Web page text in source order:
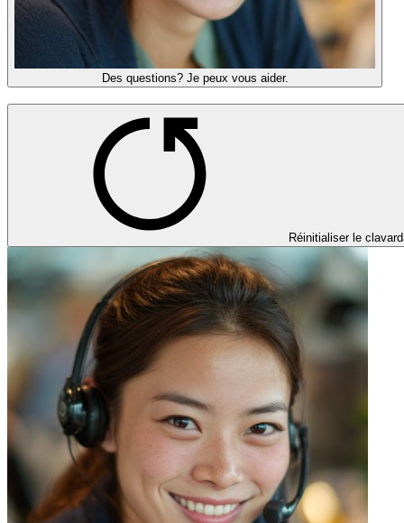
Des questions? Je peux vous aider.
Réinitialiser le